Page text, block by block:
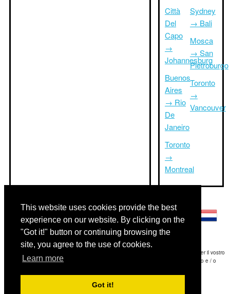
This website uses cookies provide the best
experience on our website. By clicking on the
"Got it!" button or continuing browsing the
site, you agree to the use of cookies.
Learn more
Got it!
Città
Del
Capo
→
Johannesburg
Buenos
Aires
→ Rio
De
Janeiro
Toronto
→
Montreal
Sydney
→ Bali
Mosca
→ San
Pietroburgo
Toronto
→
Vancouver
Disclaimer: Le informazioni visualizzate su questo sito è la nostra migliore stima e per il vostro
riferimento soltanto.Triptimeto.com non è responsabile di eventuali ritardi viaggio e / o